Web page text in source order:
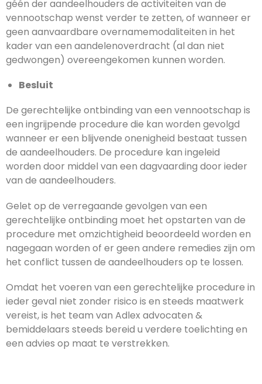
géén der aandeelhouders de activiteiten van de
vennootschap wenst verder te zetten, of wanneer er
geen aanvaardbare overnamemodaliteiten in het
kader van een aandelenoverdracht (al dan niet
gedwongen) overeengekomen kunnen worden.
Besluit
De gerechtelijke ontbinding van een vennootschap is
een ingrijpende procedure die kan worden gevolgd
wanneer er een blijvende onenigheid bestaat tussen
de aandeelhouders. De procedure kan ingeleid
worden door middel van een dagvaarding door ieder
van de aandeelhouders.
Gelet op de verregaande gevolgen van een
gerechtelijke ontbinding moet het opstarten van de
procedure met omzichtigheid beoordeeld worden en
nagegaan worden of er geen andere remedies zijn om
het conflict tussen de aandeelhouders op te lossen.
Omdat het voeren van een gerechtelijke procedure in
ieder geval niet zonder risico is en steeds maatwerk
vereist, is het team van Adlex advocaten &
bemiddelaars steeds bereid u verdere toelichting en
een advies op maat te verstrekken.